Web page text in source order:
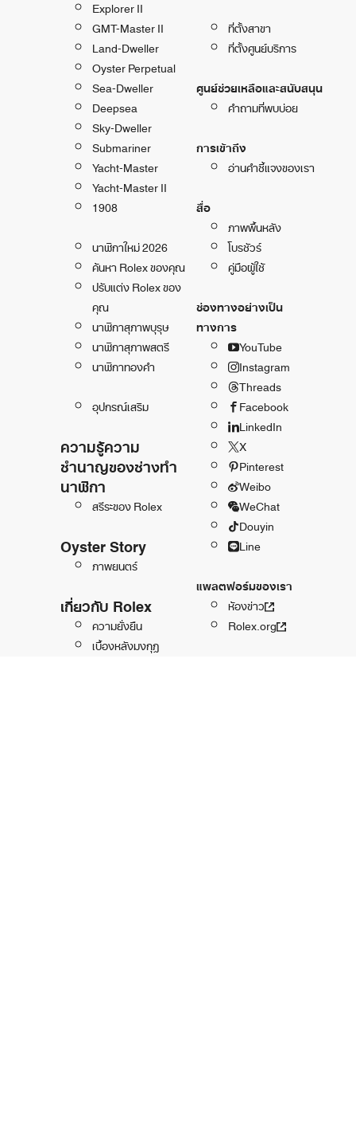
Explorer II
GMT-Master II
Land-Dweller
Oyster Perpetual
Sea-Dweller
Deepsea
Sky-Dweller
Submariner
Yacht-Master
Yacht-Master II
1908
นาฬิกาใหม่ 2026
ค้นหา Rolex ของคุณ
ปรับแต่ง Rolex ของ
คุณ
นาฬิกาสุภาพบุรุษ
นาฬิกาสุภาพสตรี
นาฬิกาทองคำ
อุปกรณ์เสริม
ความรู้ความ
ชำนาญของช่างทำ
นาฬิกา
สรีระของ Rolex
Oyster Story
ภาพยนตร์
เกี่ยวกับ Rolex
ความยั่งยืน
เบื้องหลังมงกุฎ
ที่ตั้งสาขา
ที่ตั้งศูนย์บริการ
ศูนย์ช่วยเหลือและสนับสนุน
คำถามที่พบบ่อย
การเข้าถึง
อ่านคำชี้แจงของเรา
สื่อ
ภาพพื้นหลัง
โบรชัวร์
คู่มือผู้ใช้
ช่องทางอย่างเป็น
ทางการ
YouTube
Instagram
Threads
Facebook
LinkedIn
X
Pinterest
Weibo
WeChat
Douyin
Line
แพลตฟอร์มของเรา
ห้องข่าว
Rolex.org